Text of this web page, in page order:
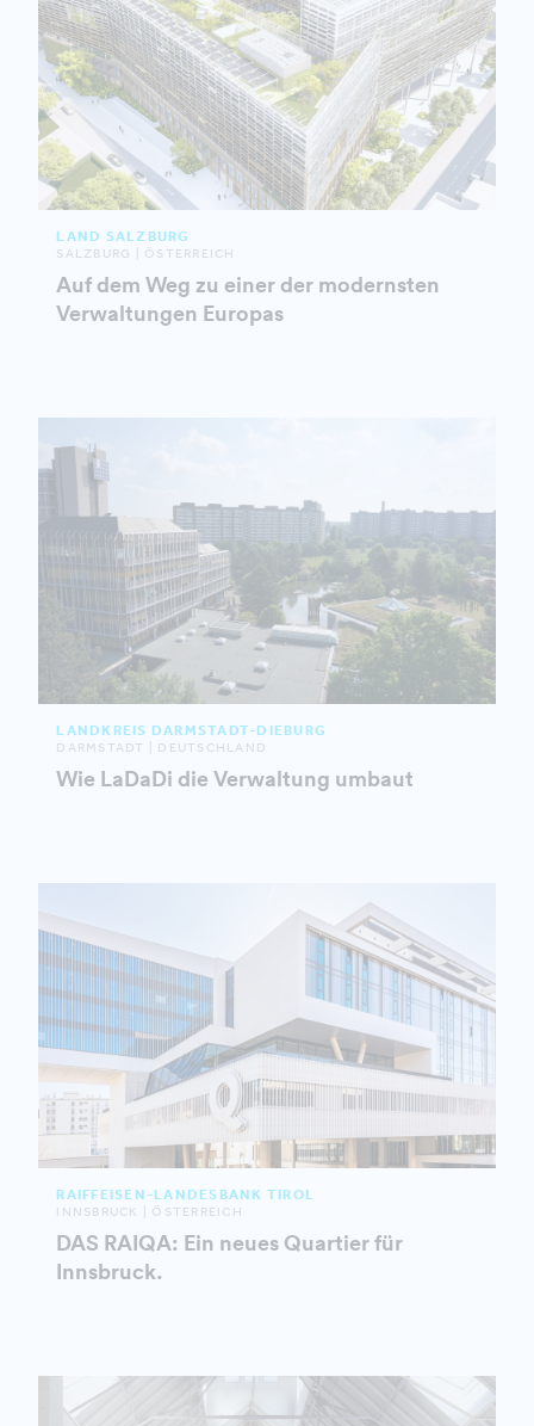
LAND SALZBURG
SALZBURG | ÖSTERREICH
Auf dem Weg zu einer der modernsten
Verwaltungen Europas
LANDKREIS DARMSTADT-DIEBURG
DARMSTADT | DEUTSCHLAND
Wie LaDaDi die Verwaltung umbaut
RAIFFEISEN-LANDESBANK TIROL
INNSBRUCK | ÖSTERREICH
DAS RAIQA: Ein neues Quartier für
Innsbruck.